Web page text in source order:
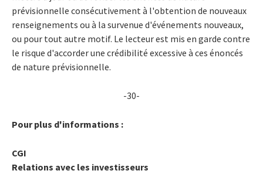
prévisionnelle consécutivement à l'obtention de nouveaux
renseignements ou à la survenue d'événements nouveaux,
ou pour tout autre motif. Le lecteur est mis en garde contre
le risque d'accorder une crédibilité excessive à ces énoncés
de nature prévisionnelle.
-30-
Pour plus d'informations :
CGI
Relations avec les investisseurs